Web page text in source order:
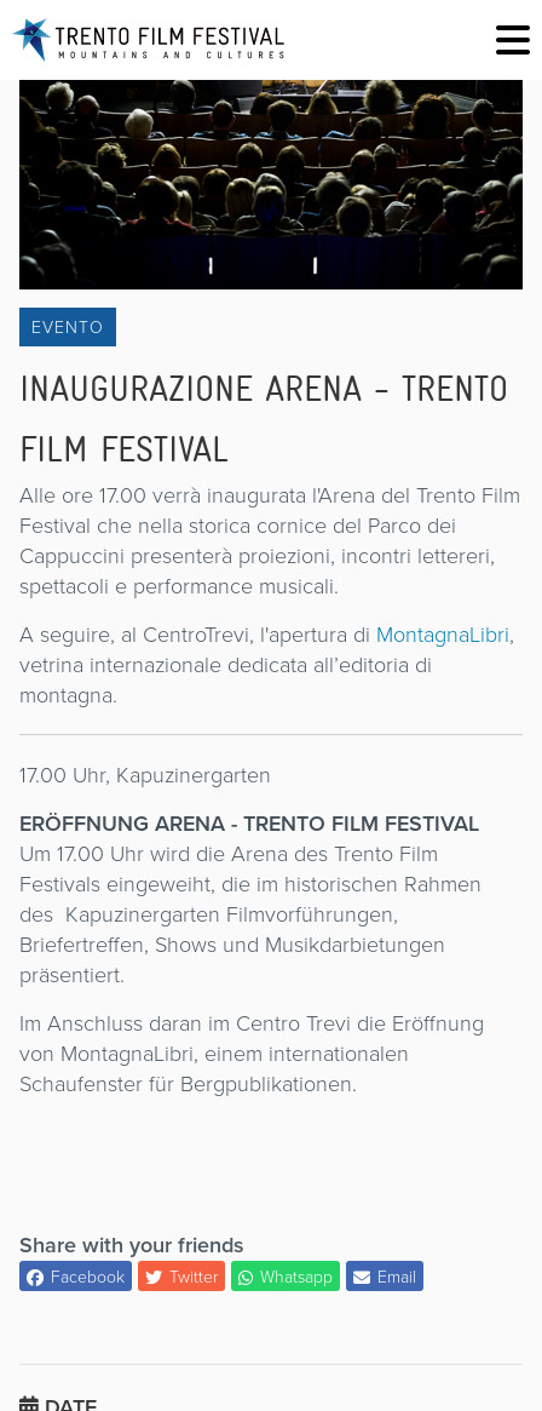
EVENTO
INAUGURAZIONE ARENA - TRENTO
FILM FESTIVAL
Alle ore 17.00 verrà inaugurata l'Arena del Trento Film
Festival che nella storica cornice del Parco dei
Cappuccini presenterà proiezioni, incontri lettereri,
spettacoli e performance musicali.
A seguire, al CentroTrevi, l'apertura di MontagnaLibri,
vetrina internazionale dedicata all’editoria di
montagna.
17.00 Uhr, Kapuzinergarten
ERÖFFNUNG ARENA - TRENTO FILM FESTIVAL
Um 17.00 Uhr wird die Arena des Trento Film
Festivals eingeweiht, die im historischen Rahmen
des Kapuzinergarten Filmvorführungen,
Briefertreffen, Shows und Musikdarbietungen
präsentiert.
Im Anschluss daran im Centro Trevi die Eröffnung
von MontagnaLibri, einem internationalen
Schaufenster für Bergpublikationen.
Share with your friends
Facebook Twitter Whatsapp Email